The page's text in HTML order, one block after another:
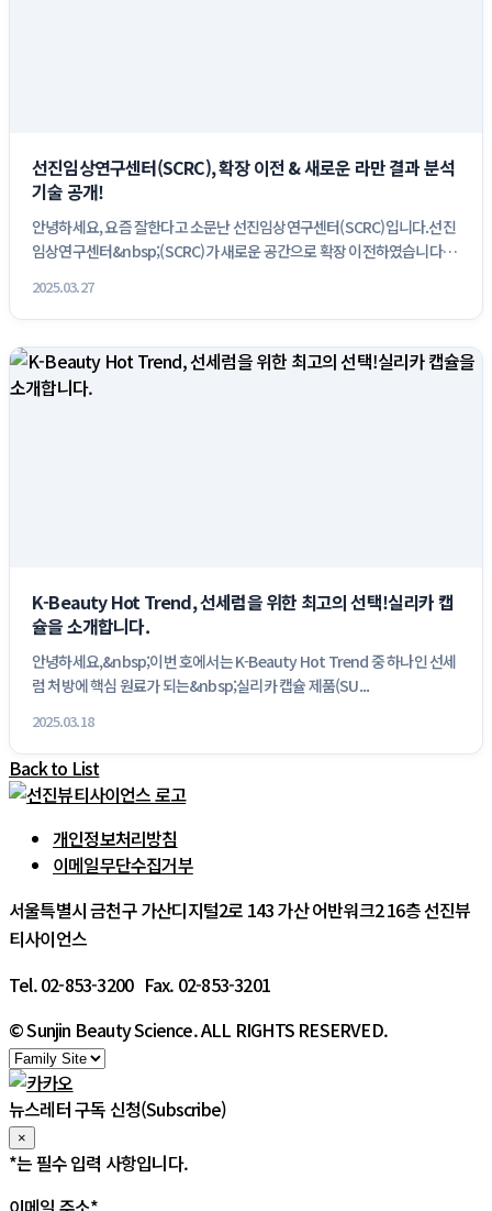
선진임상연구센터(SCRC), 확장 이전 & 새로운 라만 결과 분석
기술 공개!
안녕하세요, 요즘 잘한다고 소문난 선진임상연구센터(SCRC)입니다.선진
임상연구센터&nbsp;(SCRC)가 새로운 공간으로 확장 이전하였습니다.
2025.03.27
K-Beauty Hot Trend, 선세럼을 위한 최고의 선택!실리카 캡
슐을 소개합니다.
안녕하세요,&nbsp;이번 호에서는 K-Beauty Hot Trend 중 하나인 선세
럼 처방에 핵심 원료가 되는&nbsp;실리카 캡슐 제품(SU...
2025.03.18
Back to List
개인정보처리방침
이메일무단수집거부
서울특별시 금천구 가산디지털2로 143 가산 어반워크2 16층 선진뷰
티사이언스
Tel. 02-853-3200 Fax. 02-853-3201
© Sunjin Beauty Science. ALL RIGHTS RESERVED.
뉴스레터 구독 신청(Subscribe)
×
*는 필수 입력 사항입니다.